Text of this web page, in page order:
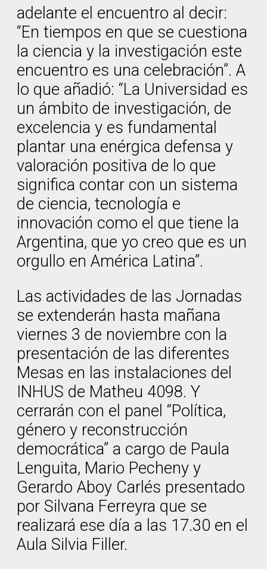
adelante el encuentro al decir:
“En tiempos en que se cuestiona
la ciencia y la investigación este
encuentro es una celebración”. A
lo que añadió: “La Universidad es
un ámbito de investigación, de
excelencia y es fundamental
plantar una enérgica defensa y
valoración positiva de lo que
significa contar con un sistema
de ciencia, tecnología e
innovación como el que tiene la
Argentina, que yo creo que es un
orgullo en América Latina”.
Las actividades de las Jornadas
se extenderán hasta mañana
viernes 3 de noviembre con la
presentación de las diferentes
Mesas en las instalaciones del
INHUS de Matheu 4098. Y
cerrarán con el panel “Política,
género y reconstrucción
democrática” a cargo de Paula
Lenguita, Mario Pecheny y
Gerardo Aboy Carlés presentado
por Silvana Ferreyra que se
realizará ese día a las 17.30 en el
Aula Silvia Filler.